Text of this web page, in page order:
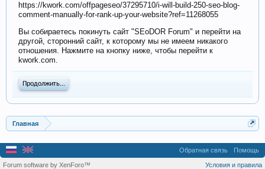
https://kwork.com/offpageseo/37295710/i-will-build-250-seo-blog-
comment-manually-for-rank-up-your-website?ref=11268055
Вы собираетесь покинуть сайт "SEoDOR Forum" и перейти на
другой, сторонний сайт, к которому мы не имеем никакого
отношения. Нажмите на кнопку ниже, чтобы перейти к
kwork.com.
Продолжить...
Главная
Обратная связь Помощь
Условия и правила
Forum software by XenForo™